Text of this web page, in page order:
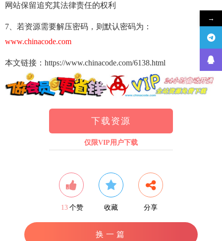
网站保留追究其法律责任的权利
7、若资源需要解压密码，则默认密码为：
www.chinacode.com
本文链接：https://www.chinacode.com/6138.html
下载资源
仅限VIP用户下载
13 个赞 收藏 分享
换一篇
→